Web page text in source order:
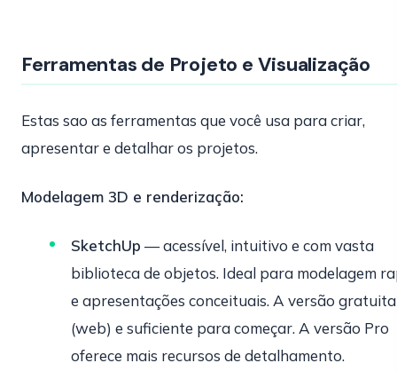
Ferramentas de Projeto e Visualização
Estas sao as ferramentas que você usa para criar,
apresentar e detalhar os projetos.
Modelagem 3D e renderização:
SketchUp — acessível, intuitivo e com vasta
biblioteca de objetos. Ideal para modelagem
e apresentações conceituais. A versão gratuita
(web) e suficiente para começar. A versão Pro
oferece mais recursos de detalhamento.